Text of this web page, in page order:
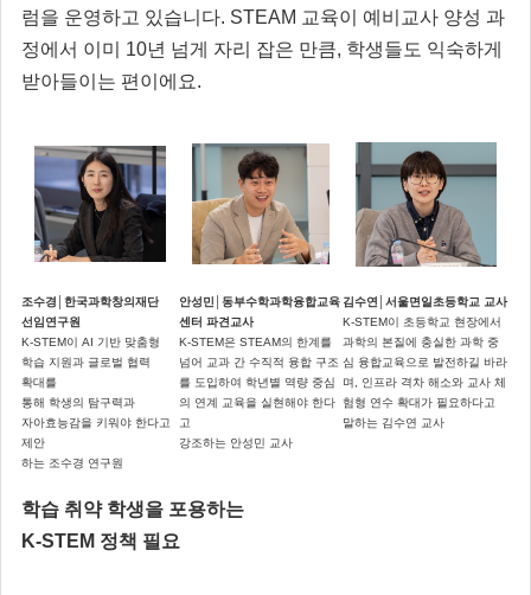
럼을 운영하고 있습니다. STEAM 교육이 예비교사 양성 과
정에서 이미 10년 넘게 자리 잡은 만큼, 학생들도 익숙하게
받아들이는 편이에요.
조수경│한국과학창의재단
선임연구원
K-STEM이 AI 기반 맞춤형
학습 지원과 글로벌 협력
확대를
통해 학생의 탐구력과
자아효능감을 키워야 한다고
제안
하는 조수경 연구원
안성민│동부수학과학융합교육
센터 파견교사
K-STEM은 STEAM의 한계를
넘어 교과 간 수직적 융합 구조
를 도입하여 학년별 역량 중심
의 연계 교육을 실현해야 한다
고
강조하는 안성민 교사
김수연│서울면일초등학교 교사
K-STEM이 초등학교 현장에서
과학의 본질에 충실한 과학 중
심 융합교육으로 발전하길 바라
며, 인프라 격차 해소와 교사 체
험형 연수 확대가 필요하다고
말하는 김수연 교사
학습 취약 학생을 포용하는
K-STEM 정책 필요